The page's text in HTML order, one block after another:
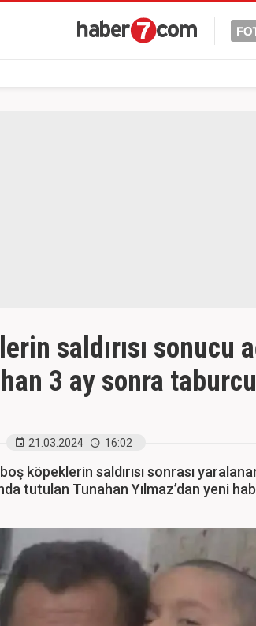
saldırısı sonucu
3 ay sonra taburcu
21.03.2024 16:02
köpeklerin saldırısı sonrası
tutulan Tunahan Yılmaz’dan yeni